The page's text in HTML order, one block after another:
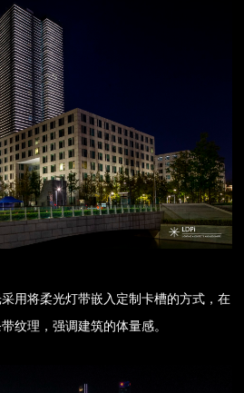
用将柔光灯带嵌入定制卡槽的方式，在
纹理，强调建筑的体量感。